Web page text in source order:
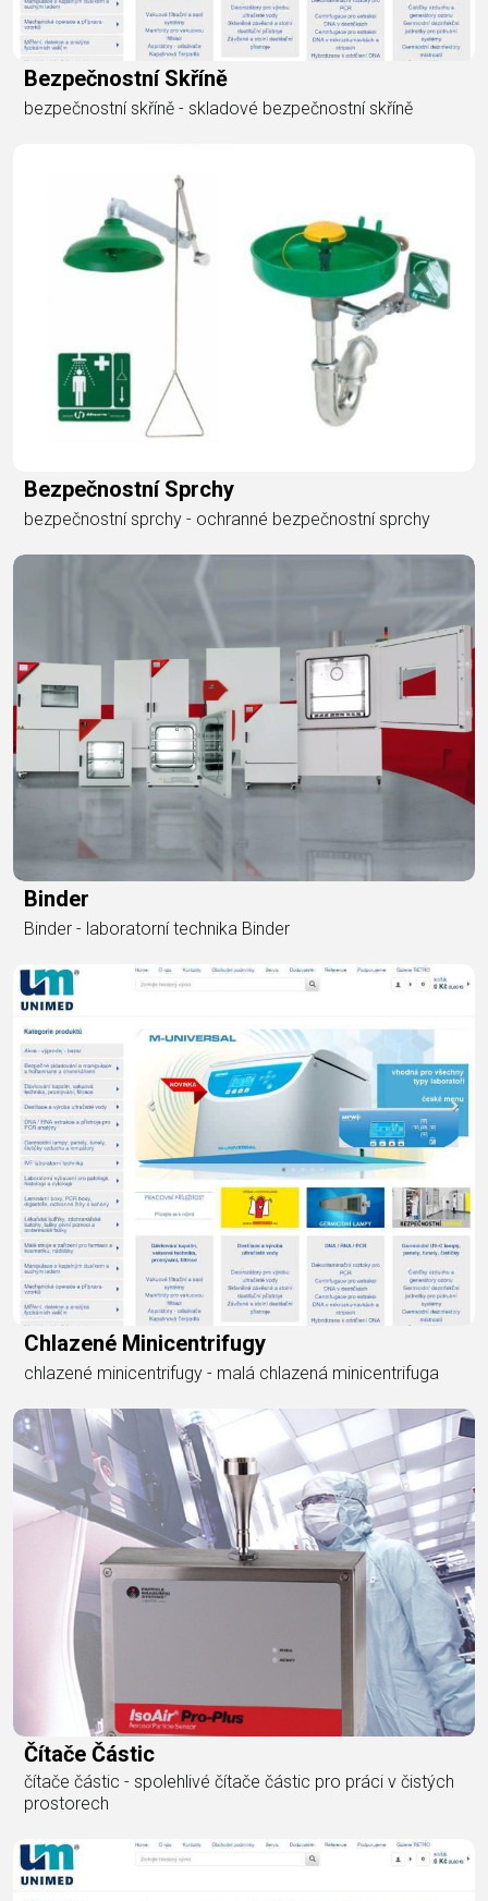
Bezpečnostní Skříně
bezpečnostní skříně - skladové bezpečnostní skříně
Bezpečnostní Sprchy
bezpečnostní sprchy - ochranné bezpečnostní sprchy
Binder
Binder - laboratorní technika Binder
Chlazené Minicentrifugy
chlazené minicentrifugy - malá chlazená minicentrifuga
Čítače Částic
čítače částic - spolehlivé čítače částic pro práci v čistých
prostorech